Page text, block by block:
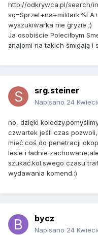
http://odkrywca.pl/search/
wyszukiwarka nie gryzie ;)
Ja osobiście Poleciłbym
znajomi na takich śmigają i
srg.steiner
Napisano 24
no, dzięki
czwartek jeśli czas
mieć coś do penetracji
lesie i ładnie
szukać.kol.swego czasu
wydawania komend.:)
bycz
Napisano 24